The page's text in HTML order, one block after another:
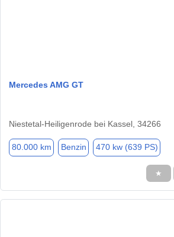
Mercedes AMG GT
Niestetal-Heiligenrode bei Kassel, 34266
80.000 km Benzin 470 kw (639 PS)
★